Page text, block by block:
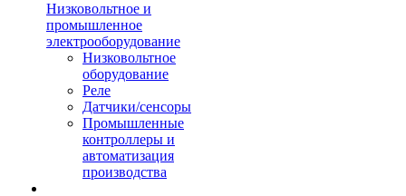
Низковольтное и
промышленное
электрооборудование
Низковольтное
оборудование
Реле
Датчики/сенсоры
Промышленные
контроллеры и
автоматизация
производства